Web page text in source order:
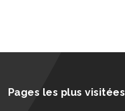
Pages les plus visitées